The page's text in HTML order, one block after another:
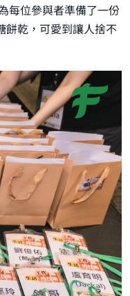
每位參與者準備了一份
餅乾，可愛到讓人捨不